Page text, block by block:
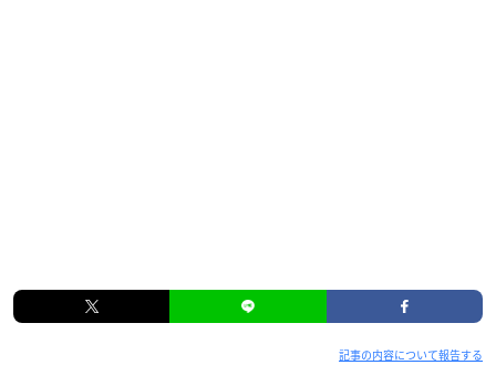
記事の内容について報告する